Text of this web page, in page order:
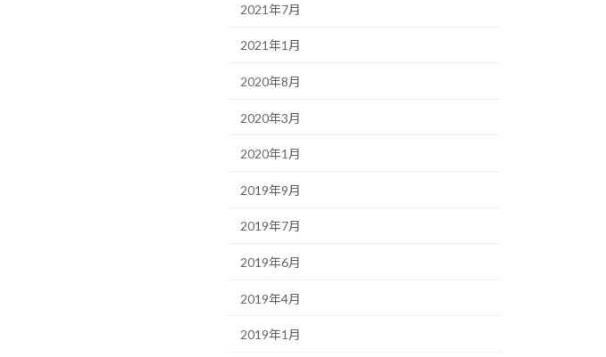
2021年7月
2021年1月
2020年8月
2020年3月
2020年1月
2019年9月
2019年7月
2019年6月
2019年4月
2019年1月